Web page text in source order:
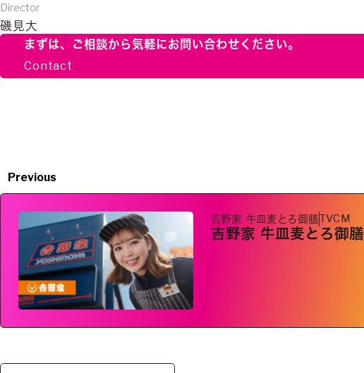
Director
磯見大
まずは、ご相談から気軽にお問い合わせください。
Contact
Previous
吉野家 牛皿麦とろ御膳TVCM
吉野家 牛皿麦とろ御膳